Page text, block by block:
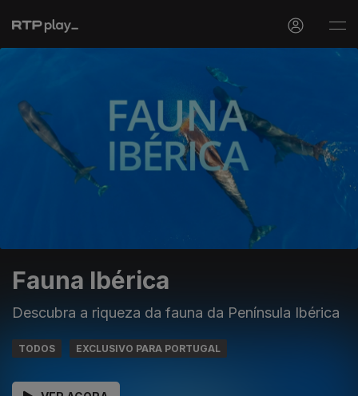
Fauna Ibérica
Descubra a riqueza da fauna da Península Ibérica
TODOS EXCLUSIVO PARA PORTUGAL